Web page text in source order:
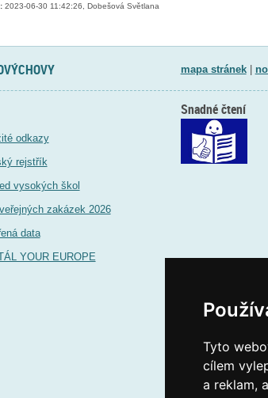
Tyto
cílem
a reklam,
2023-06-30 11:42:26, Dobešová Světlana
mapa stránek|
odkazy
rejstřík
vysokých škol
zakázek 2026
data
YOUR EUROPE
Snadné čtení